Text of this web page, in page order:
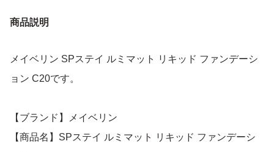
商品説明
メイベリン SPステイ ルミマット リキッド ファンデーシ
ョン C20です。
【ブランド】メイベリン
【商品名】SPステイ ルミマット リキッド ファンデーシ